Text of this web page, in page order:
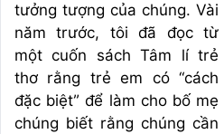
tưởng tượng của chúng. Vài
năm trước, tôi đã đọc từ
một cuốn sách Tâm lí trẻ
thơ rằng trẻ em có “cách
đặc biệt” để làm cho bố mẹ
chúng biết rằng chúng cần